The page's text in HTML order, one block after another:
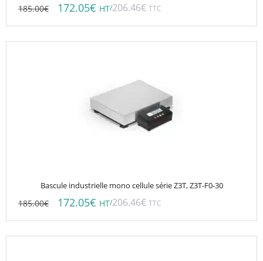
185.00€ 172.05€ HT/206.46€ TTC
Bascule industrielle mono cellule série Z3T, Z3T-F0-30
185.00€ 172.05€ HT/206.46€ TTC